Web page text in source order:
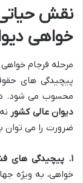
نقش
خواهی
مرحله فرجام
پیچیدگی های
محسوب می شود.
دیوان عالی کشور
ضرورت را می توان
۱. پیچیدگی های فنی و حقوقی:
خواهی، به ویژه